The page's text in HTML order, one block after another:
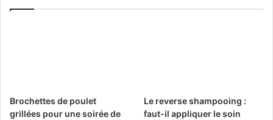
k
a
Brochettes de poulet
grillées pour une soirée de
Le reverse shampooing :
faut-il appliquer le soin